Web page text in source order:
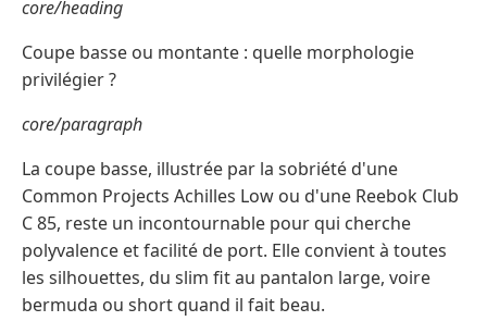
core/heading
Coupe basse ou montante : quelle morphologie
privilégier ?
core/paragraph
La coupe basse, illustrée par la sobriété d'une
Common Projects Achilles Low ou d'une Reebok Club
C 85, reste un incontournable pour qui cherche
polyvalence et facilité de port. Elle convient à toutes
les silhouettes, du slim fit au pantalon large, voire
bermuda ou short quand il fait beau.